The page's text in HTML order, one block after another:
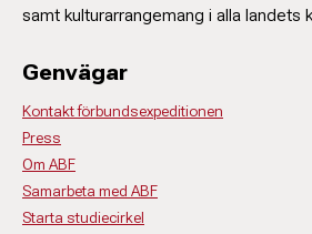
samt kulturarrangemang i alla landets
Genvägar
Kontakt förbundsexpeditionen
Press
Om ABF
Samarbeta med ABF
Starta studiecirkel